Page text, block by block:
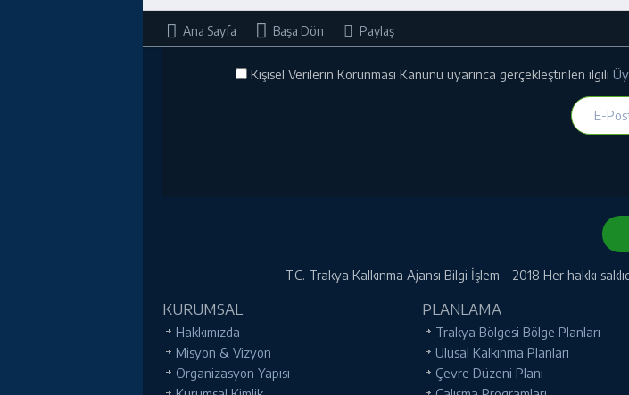
Ana Sayfa Başa Dön Paylaş
Kişisel Verilerin Korunması Kanunu uyarınca gerçekleştirilen ilgili
E-
T.C. Trakya Kalkınma Ajansı Bilgi İşlem - 2018 Her hakkı
KURUMSAL
Hakkımızda
Misyon & Vizyon
Organizasyon Yapısı
PLANLAMA
Trakya Bölgesi Bölge Planları
Ulusal Kalkınma Planları
Çevre Düzeni Planı